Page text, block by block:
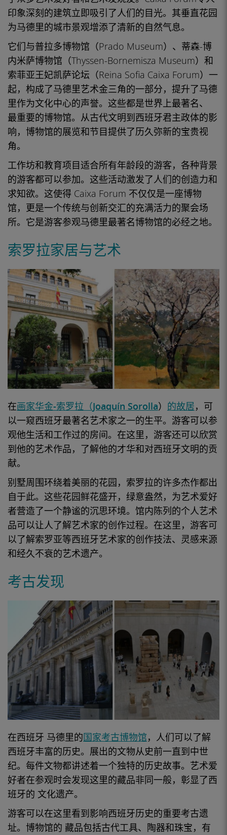
印象深刻的建筑立即吸引了人们的目光。其垂直花园
为马德里的城市景观增添了清新的自然气息。
它们与普拉多博物馆（Prado Museum）、蒂森-博
内米萨博物馆（Thyssen-Bornemisza Museum）和
索菲亚王妃凯萨论坛（Reina Sofia Caixa Forum）一
起，构成了马德里艺术金三角的一部分，提升了马德
里作为文化中心的声誉。这些都是世界上最著名、
最重要的博物馆。从古代文明到 西班牙君主政体的影
响，博物馆的展览和节目提供了历久弥新的宝贵视
角。
工作坊和教育项目适合所有年龄段的游客，各种背景
的游客都可以参加。这些活动激发了人们的创造力和
求知欲。这使得 Caixa Forum 不仅仅是一座博物
馆，更是一个传统与创新交汇的充满活力的聚会场
所。它是游客参观马德里最著名博物馆的必经之地。
索罗拉家居与艺术
在画家华金-索罗拉（Joaquín Sorolla） 的故居，可
以一窥西班牙最著名艺术家之一的生平。 游客可以参
观他生活和工作过的房间。在这里，游客还可以欣赏
到他的艺术作品，了解他的才华和对西班牙文明的贡
献。
别墅周围环绕着美丽的花园，索罗拉的许多杰作都出
自于此。这些花园鲜花盛开，绿意盎然，为艺术爱好
者营造了一个静谧的沉思环境。 馆内陈列的个人艺术
品可以让人了解艺术家的创作过程。在这里，游客可
以了解索罗亚等西班牙艺术家的创作技法、灵感来源
和经久不衰的艺术遗产。
考古发现
在西班牙 马德里的国家考古博物馆，人们可以了解
西班牙丰富的历史。展出的文物从史前一直到中世
纪。每件文物都讲述着一个独特的历史故事。 艺术爱
好者在参观时会发现这里的藏品非同一般，彰显了西
班牙的 文化遗产。
游客可以在这里看到影响西班牙历史的重要考古遗
址。 博物馆的 藏品包括古代工具、陶器和珠宝，有